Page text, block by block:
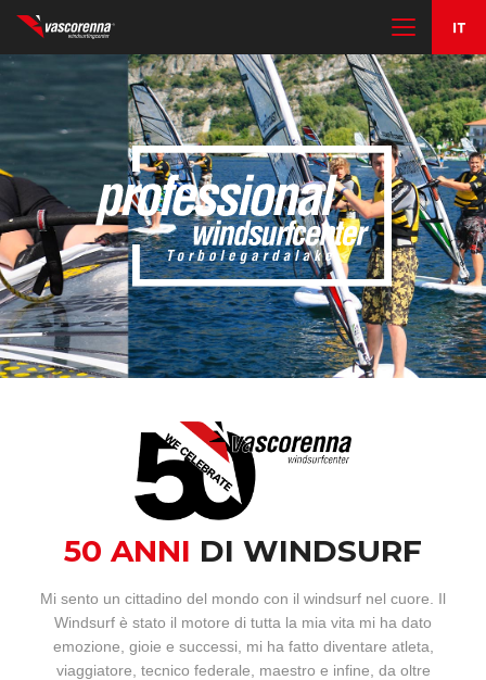
IL CENTRO
I CORSI
NOLEGGIO E RIMESSAGGIO
ALTRE ATTIVITÀ
BOOKING
50 ANNI DI WINDSURF
Mi sento un cittadino del mondo con il windsurf nel cuore. Il
Windsurf è stato il motore di tutta la mia vita mi ha dato
emozione, gioie e successi, mi ha fatto diventare atleta,
viaggiatore, tecnico federale, maestro e infine, da oltre